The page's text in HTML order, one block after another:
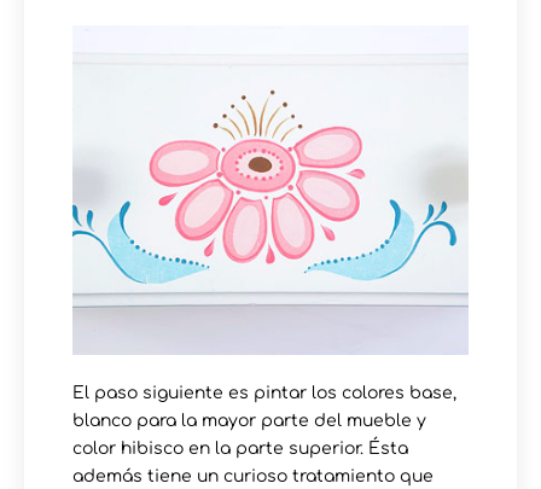
El paso siguiente es pintar los colores base,
blanco para la mayor parte del mueble y
color hibisco en la parte superior. Ésta
además tiene un curioso tratamiento que